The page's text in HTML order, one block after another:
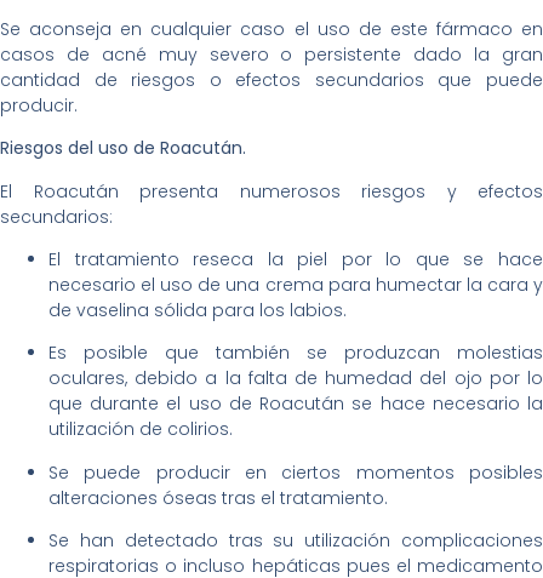
Se aconseja en cualquier caso el uso de este fármaco en
casos de acné muy severo o persistente dado la gran
cantidad de riesgos o efectos secundarios que puede
producir.
Riesgos del uso de Roacután.
El Roacután presenta numerosos riesgos y efectos
secundarios:
El tratamiento reseca la piel por lo que se hace
necesario el uso de una crema para humectar la cara y
de vaselina sólida para los labios.
Es posible que también se produzcan molestias
oculares, debido a la falta de humedad del ojo por lo
que durante el uso de Roacután se hace necesario la
utilización de colirios.
Se puede producir en ciertos momentos posibles
alteraciones óseas tras el tratamiento.
Se han detectado tras su utilización complicaciones
respiratorias o incluso hepáticas pues el medicamento